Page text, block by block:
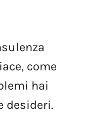
come
hai
desideri.